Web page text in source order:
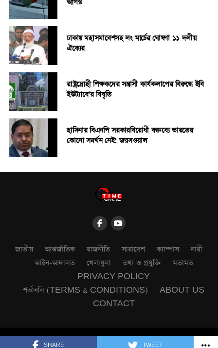
SHARE TWEET
আগস্ট
ঢাকায় মহাসমাবেশসহ লং মার্চের ঘোষণা ১১ দলীয়
ঐক্যের
রাষ্ট্রদ্রোহী শিক্ষকদের সন্ত্রাসী কার্যকলাপের বিরুদ্ধে ইবি
ইউট্যাবে’র বিবৃতি
হাসিনার বিএনপি সরকারবিরোধী বক্তব্যে ভারতের
কোনো সমর্থন নেই: জয়সওয়াল
জাতীয় আন্তর্জাতিক রাজনীতি সারাদেশ ক্যাম্পাস
নারী
আইন-আদালত
খেলাধুলা তথ্য ও প্রযুক্তি
মতামত
PRIVACY POLICY
শর্তাবলি (TERMS & CONDITIONS)
ABOUT US
CONTACT
Copyright © 2025. powered by All Time News.